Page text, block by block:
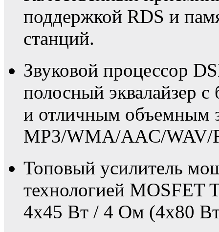
поддержкой RDS и
станций.
Звуковой процессор
полосный эквалайзер
и отличным объемным
MP3/WMA/AAC/WAV/
Топовый усилитель
технологией MOSFET
4x45 Вт / 4 Ом (4х80